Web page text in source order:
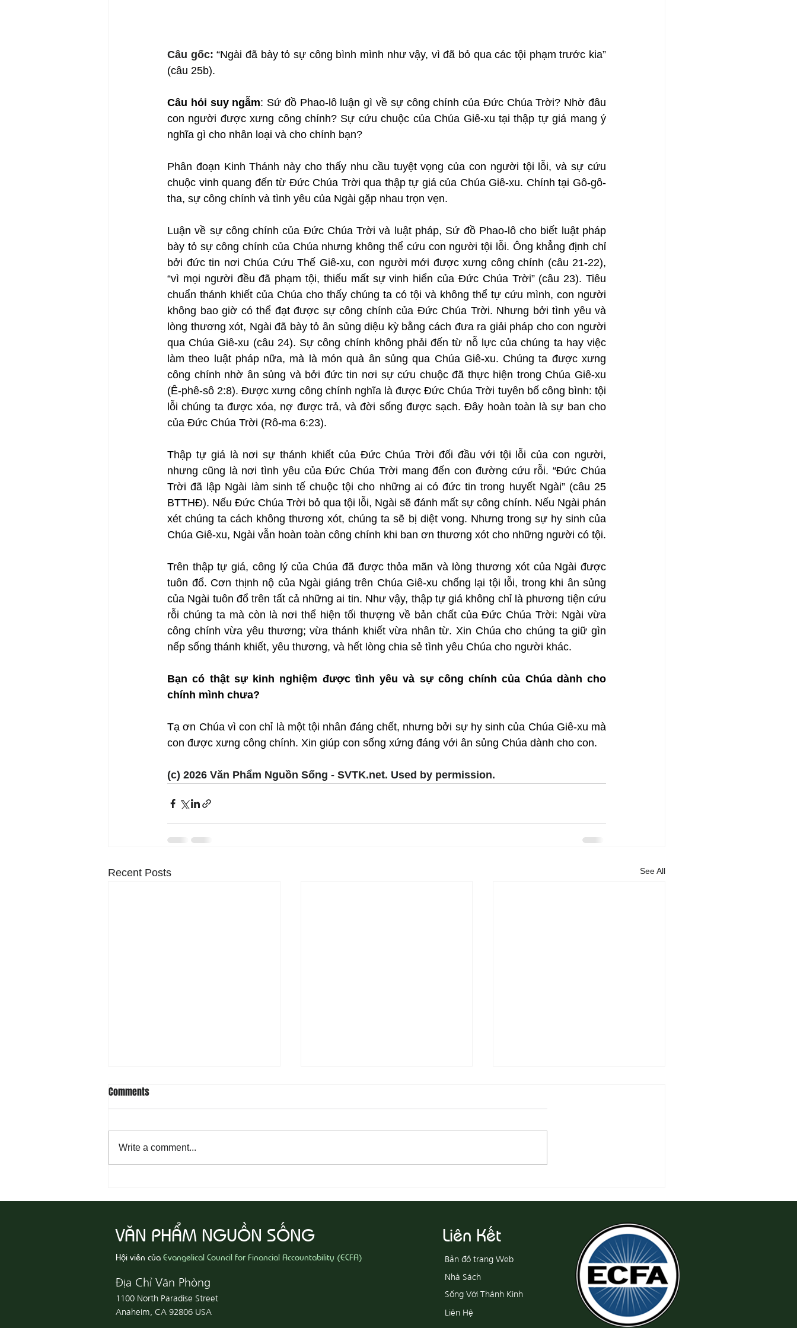
Câu gốc: “Ngài đã bày tỏ sự công bình mình như vậy, vì đã bỏ qua các tội phạm trước kia”
(câu 25b).
Câu hỏi suy ngẫm: Sứ đồ Phao-lô luận gì về sự công chính của Đức Chúa Trời? Nhờ đâu
con người được xưng công chính? Sự cứu chuộc của Chúa Giê-xu tại thập tự giá mang ý
nghĩa gì cho nhân loại và cho chính bạn?
Phân đoạn Kinh Thánh này cho thấy nhu cầu tuyệt vọng của con người tội lỗi, và sự cứu
chuộc vinh quang đến từ Đức Chúa Trời qua thập tự giá của Chúa Giê-xu. Chính tại Gô-gô-
tha, sự công chính và tình yêu của Ngài gặp nhau trọn vẹn.
Luận về sự công chính của Đức Chúa Trời và luật pháp, Sứ đồ Phao-lô cho biết luật pháp
bày tỏ sự công chính của Chúa nhưng không thể cứu con người tội lỗi. Ông khẳng định chỉ
bởi đức tin nơi Chúa Cứu Thế Giê-xu, con người mới được xưng công chính (câu 21-22),
“vì mọi người đều đã phạm tội, thiếu mất sự vinh hiển của Đức Chúa Trời” (câu 23). Tiêu
chuẩn thánh khiết của Chúa cho thấy chúng ta có tội và không thể tự cứu mình, con người
không bao giờ có thể đạt được sự công chính của Đức Chúa Trời. Nhưng bởi tình yêu và
lòng thương xót, Ngài đã bày tỏ ân sủng diệu kỳ bằng cách đưa ra giải pháp cho con người
qua Chúa Giê-xu (câu 24). Sự công chính không phải đến từ nỗ lực của chúng ta hay việc
làm theo luật pháp nữa, mà là món quà ân sủng qua Chúa Giê-xu. Chúng ta được xưng
công chính nhờ ân sủng và bởi đức tin nơi sự cứu chuộc đã thực hiện trong Chúa Giê-xu
(Ê-phê-sô 2:8). Được xưng công chính nghĩa là được Đức Chúa Trời tuyên bố công bình: tội
lỗi chúng ta được xóa, nợ được trả, và đời sống được sạch. Đây hoàn toàn là sự ban cho
của Đức Chúa Trời (Rô-ma 6:23).
Thập tự giá là nơi sự thánh khiết của Đức Chúa Trời đối đầu với tội lỗi của con người,
nhưng cũng là nơi tình yêu của Đức Chúa Trời mang đến con đường cứu rỗi. “Đức Chúa
Trời đã lập Ngài làm sinh tế chuộc tội cho những ai có đức tin trong huyết Ngài” (câu 25
BTTHĐ). Nếu Đức Chúa Trời bỏ qua tội lỗi, Ngài sẽ đánh mất sự công chính. Nếu Ngài phán
xét chúng ta cách không thương xót, chúng ta sẽ bị diệt vong. Nhưng trong sự hy sinh của
Chúa Giê-xu, Ngài vẫn hoàn toàn công chính khi ban ơn thương xót cho những người có tội.
Trên thập tự giá, công lý của Chúa đã được thỏa mãn và lòng thương xót của Ngài được
tuôn đổ. Cơn thịnh nộ của Ngài giáng trên Chúa Giê-xu chống lại tội lỗi, trong khi ân sủng
của Ngài tuôn đổ trên tất cả những ai tin. Như vậy, thập tự giá không chỉ là phương tiện cứu
rỗi chúng ta mà còn là nơi thể hiện tối thượng về bản chất của Đức Chúa Trời: Ngài vừa
công chính vừa yêu thương; vừa thánh khiết vừa nhân từ. Xin Chúa cho chúng ta giữ gìn
nếp sống thánh khiết, yêu thương, và hết lòng chia sẻ tình yêu Chúa cho người khác.
Bạn có thật sự kinh nghiệm được tình yêu và sự công chính của Chúa dành cho
chính mình chưa?
Tạ ơn Chúa vì con chỉ là một tội nhân đáng chết, nhưng bởi sự hy sinh của Chúa Giê-xu mà
con được xưng công chính. Xin giúp con sống xứng đáng với ân sủng Chúa dành cho con.
(c) 2026 Văn Phẩm Nguồn Sống - SVTK.net. Used by permission.
Recent Posts See All
Ác
Comments
Write a comment...
VĂN PHẨM NGUỒN SỐNG
Hội viên củaEvangelical Council for Financial Accountability (ECFA)
Địa Chỉ Văn Phòng
1100 North Paradise Street
Anaheim, CA 92806 USA
Liên Kết
Bản đồ trang Web
Nhà Sách
Sống Với Thánh Kinh
Liên Hệ